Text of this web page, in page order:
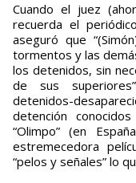
Cuando el juez
recuerda el
aseguró que
tormentos y las
los detenidos, sin
de sus
detenidos-
detención
“Olimpo” (en
estremecedora
“pelos y señales” lo